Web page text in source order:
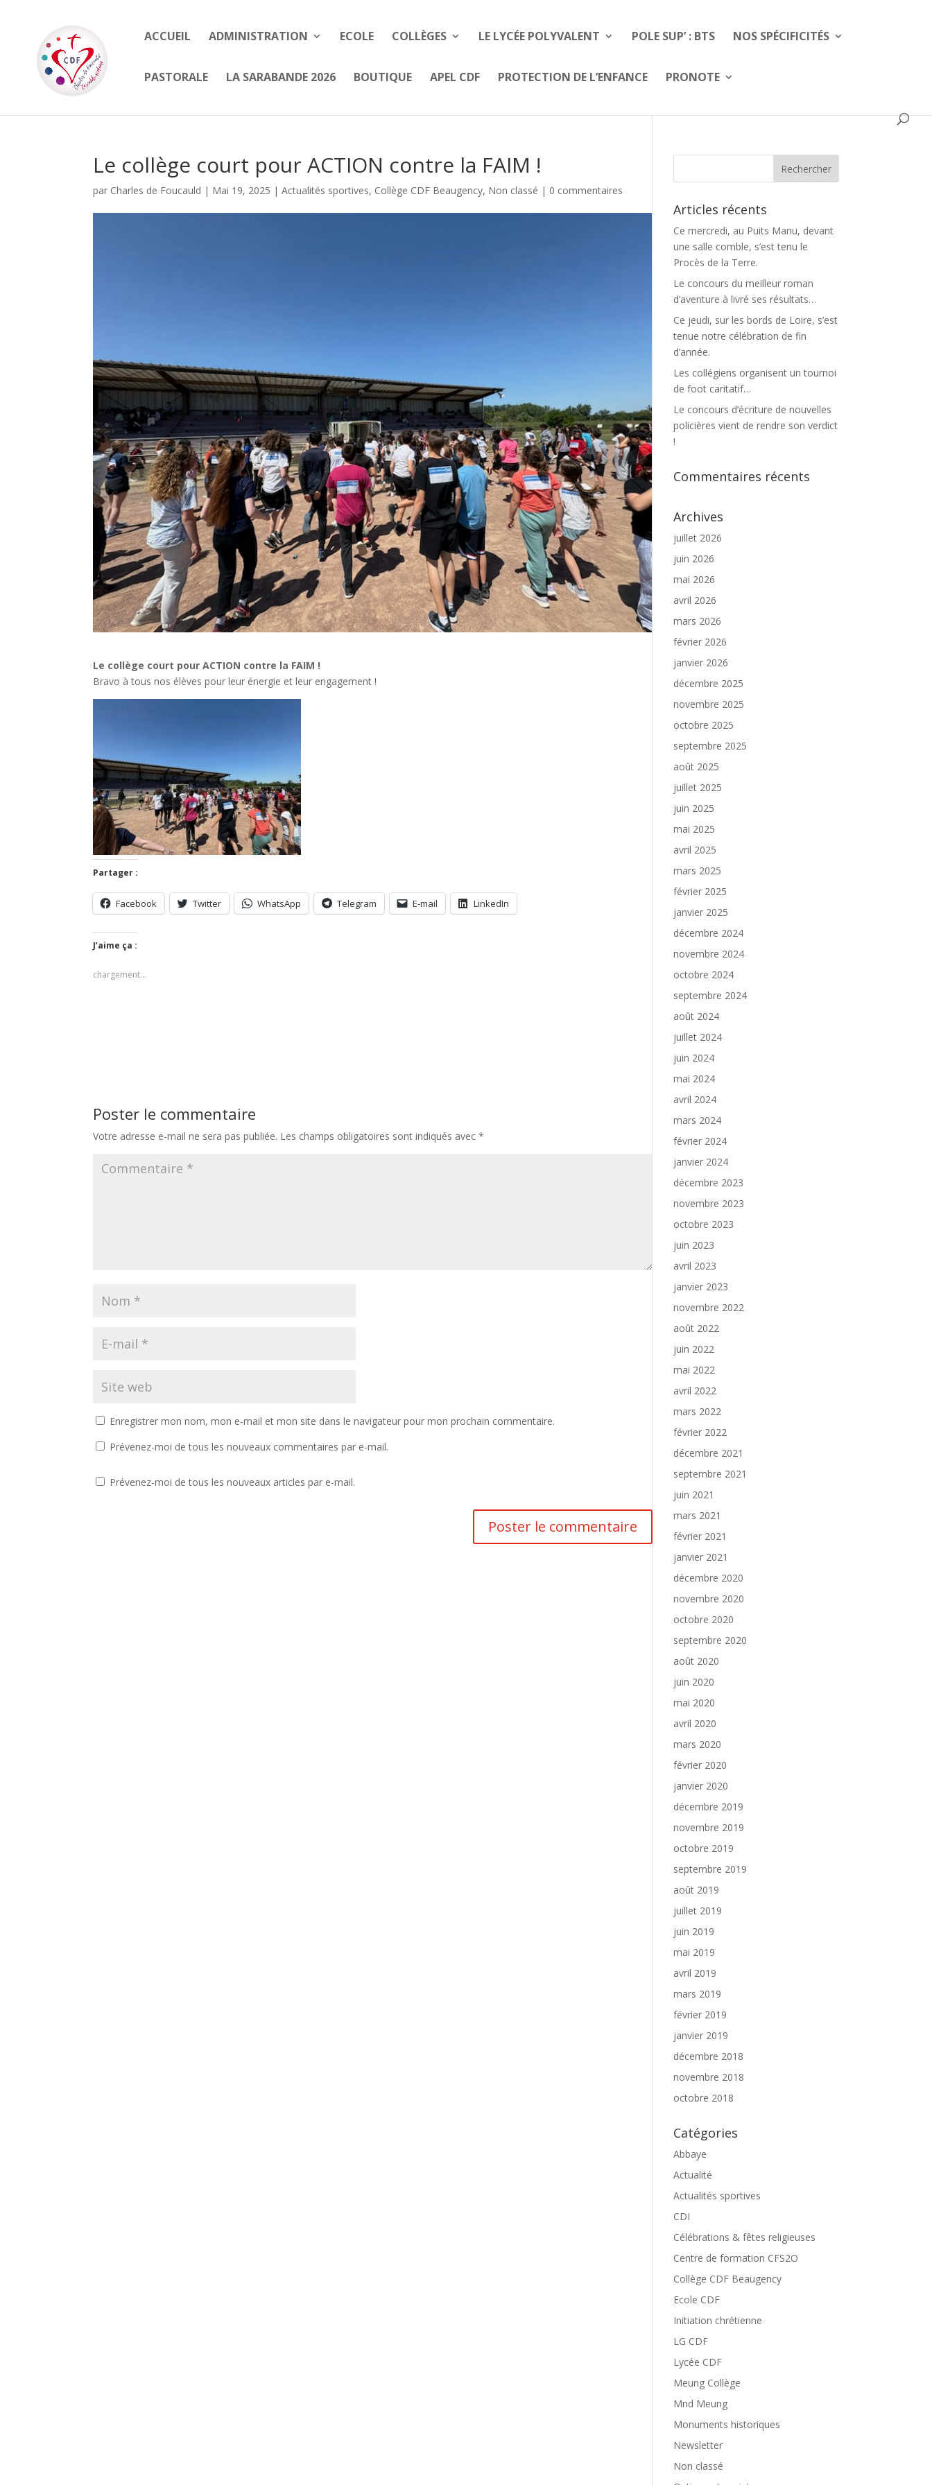
ACCUEIL ADMINISTRATION ECOLE COLLÈGES LE LYCÉE POLYVALENT POLE SUP’ : BTS NOS SPÉCIFICITÉS
PASTORALE LA SARABANDE 2026 BOUTIQUE APEL CDF PROTECTION DE L’ENFANCE PRONOTE
Le collège court pour ACTION contre la FAIM !
par Charles de Foucauld | Mai 19, 2025 |Actualités sportives, Collège CDF Beaugency, Non classé | 0 commentaires
Le collège court pour ACTION contre la FAIM !
Bravo à tous nos élèves pour leur énergie et leur engagement !
Partager :
Facebook Twitter WhatsApp Telegram E-mail LinkedIn
J’aime ça :
chargement…
Poster le commentaire
Votre adresse e-mail ne sera pas publiée. Les champs obligatoires sont indiqués avec*
Enregistrer mon nom, mon e-mail et mon site dans le navigateur pour mon prochain commentaire.
Prévenez-moi de tous les nouveaux commentaires par e-mail.
Prévenez-moi de tous les nouveaux articles par e-mail.
Articles récents
Ce mercredi, au Puits Manu, devant
une salle comble, s’est tenu le
Procès de la Terre.
Le concours du meilleur roman
d’aventure à livré ses résultats…
Ce jeudi, sur les bords de Loire, s’est
tenue notre célébration de fin
d’année.
Les collégiens organisent un tournoi
de foot caritatif…
Le concours d’écriture de nouvelles
policières vient de rendre son verdict
!
Commentaires récents
Archives
juillet 2026
juin 2026
mai 2026
avril 2026
mars 2026
février 2026
janvier 2026
décembre 2025
novembre 2025
octobre 2025
septembre 2025
août 2025
juillet 2025
juin 2025
mai 2025
avril 2025
mars 2025
février 2025
janvier 2025
décembre 2024
novembre 2024
octobre 2024
septembre 2024
août 2024
juillet 2024
juin 2024
mai 2024
avril 2024
mars 2024
février 2024
janvier 2024
décembre 2023
novembre 2023
octobre 2023
juin 2023
avril 2023
janvier 2023
novembre 2022
août 2022
juin 2022
mai 2022
avril 2022
mars 2022
février 2022
décembre 2021
septembre 2021
juin 2021
mars 2021
février 2021
janvier 2021
décembre 2020
novembre 2020
octobre 2020
septembre 2020
août 2020
juin 2020
mai 2020
avril 2020
mars 2020
février 2020
janvier 2020
décembre 2019
novembre 2019
octobre 2019
septembre 2019
août 2019
juillet 2019
juin 2019
mai 2019
avril 2019
mars 2019
février 2019
janvier 2019
décembre 2018
novembre 2018
octobre 2018
Catégories
Abbaye
Actualité
Actualités sportives
CDI
Célébrations & fêtes religieuses
Centre de formation CFS2O
Collège CDF Beaugency
Ecole CDF
Initiation chrétienne
LG CDF
Lycée CDF
Meung Collège
Mnd Meung
Monuments historiques
Newsletter
Non classé